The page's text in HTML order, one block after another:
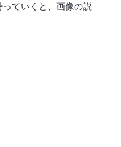
ていくと、画像の説